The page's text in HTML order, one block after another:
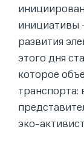
инициативы
развития
этого дня
которое
транспорта:
эко-